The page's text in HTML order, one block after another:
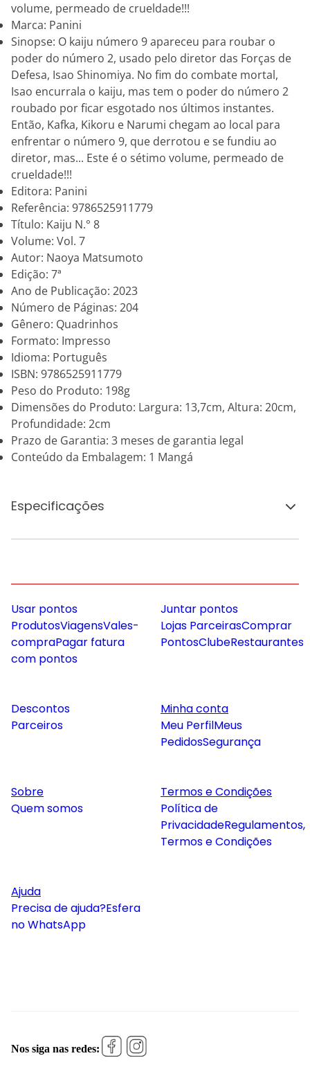
volume, permeado de crueldade!!!
Marca: Panini
Sinopse: O kaiju número 9 apareceu para roubar o
poder do número 2, usado pelo diretor das Forças de
Defesa, Isao Shinomiya. No fim do combate mortal,
Isao encurrala o kaiju, mas tem o poder do número 2
roubado por ficar esgotado nos últimos instantes.
Então, Kafka, Kikoru e Narumi chegam ao local para
enfrentar o número 9, que derrotou e se fundiu ao
diretor, mas... Este é o sétimo volume, permeado de
crueldade!!!
Editora: Panini
Referência: 9786525911779
Título: Kaiju N.° 8
Volume: Vol. 7
Autor: Naoya Matsumoto
Edição: 7ª
Ano de Publicação: 2023
Número de Páginas: 204
Gênero: Quadrinhos
Formato: Impresso
Idioma: Português
ISBN: 9786525911779
Peso do Produto: 198g
Dimensões do Produto: Largura: 13,7cm, Altura: 20cm,
Profundidade: 2cm
Prazo de Garantia: 3 meses de garantia legal
Conteúdo da Embalagem: 1 Mangá
Especificações
Usar pontos
ProdutosViagensVales-
compraPagar fatura
com pontos
Juntar pontos
Lojas ParceirasComprar
PontosClubeRestaurantes
Descontos
Parceiros
Minha conta
Meu PerfilMeus
PedidosSegurança
Sobre
Quem somos
Termos e Condições
Política de
PrivacidadeRegulamentos,
Termos e Condições
Ajuda
Precisa de ajuda?Esfera
no WhatsApp
Nos siga nas redes: